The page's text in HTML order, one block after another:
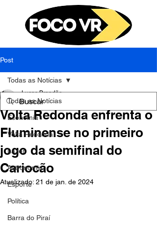
Post
Todas as Notícias
Economia
Volta Redonda
Lazer
Astronomia
Esporte
Política
Barra do Piraí
Todas as Notícias
Volta Redonda enfrenta o
Fluminense no primeiro
jogo da semifinal do
Cariocão
Lucas Brandão
12 de mar. de 2023
Atualizado: 21 de jan. de 2024